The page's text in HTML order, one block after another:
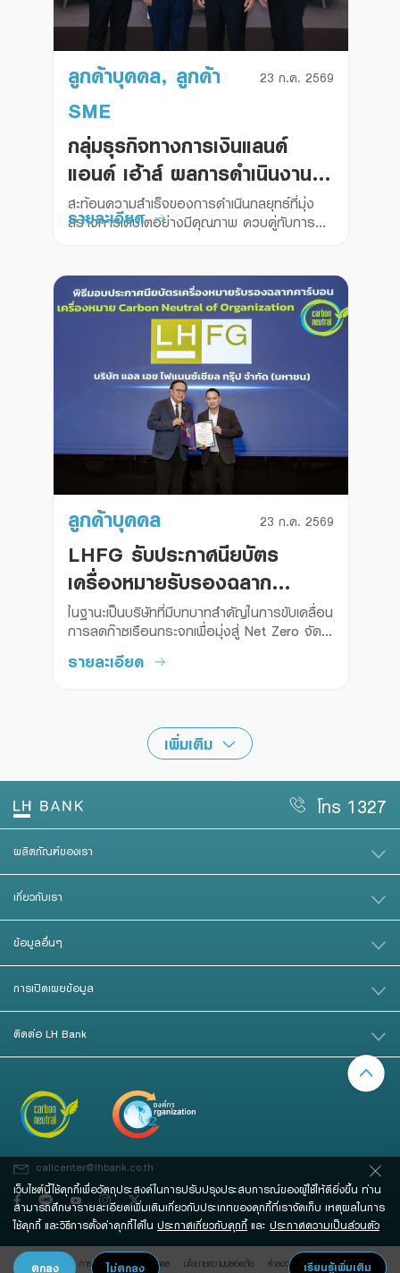
ลูกค้าบุคคล, ลูกค้า
SME
23 ก.ค. 2569
กลุ่มธุรกิจทางการเงินแลนด์
แอนด์ เฮ้าส์ ผลการดำเนินงาน
ครึ่งแรกปี 2569 กำไรสุทธิ
1,538.6 ล้านบาท เติบโต
หลังยกระดับบริการดิจิทัล และ
AI ขับเคลื่อนการเงินเพื่อความ
สะท้อนความสำเร็จของการดำเนินกลยุทธ์ที่มุ่ง
สร้างการเติบโตอย่างมีคุณภาพ ควบคู่กับการ
รายละเอียด
ลูกค้าบุคคล 23 ก.ค. 2569
LHFG รับประกาศนียบัตร
เครื่องหมายรับรองฉลาก
คาร์บอน (Carbon Neutral)
ในฐานะเป็นบริษัทที่มีบทบาทสำคัญในการขับเคลื่อน
การลดก๊าซเรือนกระจกเพื่อมุ่งสู่ Net Zero จัด
กระจก (อบก.)
รายละเอียด
เพิ่มเติม
โทร 1327
ผลิตภัณฑ์ของเรา
เกี่ยวกับเรา
ข้อมูลอื่นๆ
การเปิดเผยข้อมูล
ติดต่อ LH Bank
callcenter@lhbank.co.th
การคุ้มครองข้อมูลส่วนบุคคล นโยบายความปลอดภัย คําสงวนสิทธิ์
เว็บไซต์นี้ใช้คุกกี้เพื่อวัตถุประสงค์ในการปรับปรุงประสบการณ์ของผู้ใช้ให้ดียิ่งขึ้น ท่าน
สามารถศึกษารายละเอียดเพิ่มเติมเกี่ยวกับประเภทของคุกกี้ที่เราจัดเก็บ เหตุผลในการ
ใช้คุกกี้ และวิธีการตั้งค่าคุกกี้ได้ใน ประกาศเกี่ยวกับคุกกี้และ ประกาศความเป็นส่วนตัว